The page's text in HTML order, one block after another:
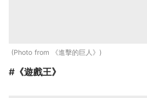
Photo from 《進擊的巨人》
#《遊戲王》